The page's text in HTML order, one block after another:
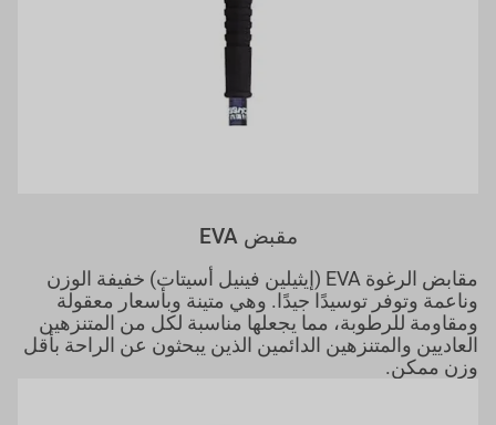
مقبض EVA
مقابض الرغوة EVA (إيثيلين فينيل أسيتات) خفيفة الوزن
وناعمة وتوفر توسيدًا جيدًا. وهي متينة وبأسعار معقولة
ومقاومة للرطوبة، مما يجعلها مناسبة لكل من المتنزهين
العاديين والمتنزهين الدائمين الذين يبحثون عن الراحة بأقل
وزن ممكن.